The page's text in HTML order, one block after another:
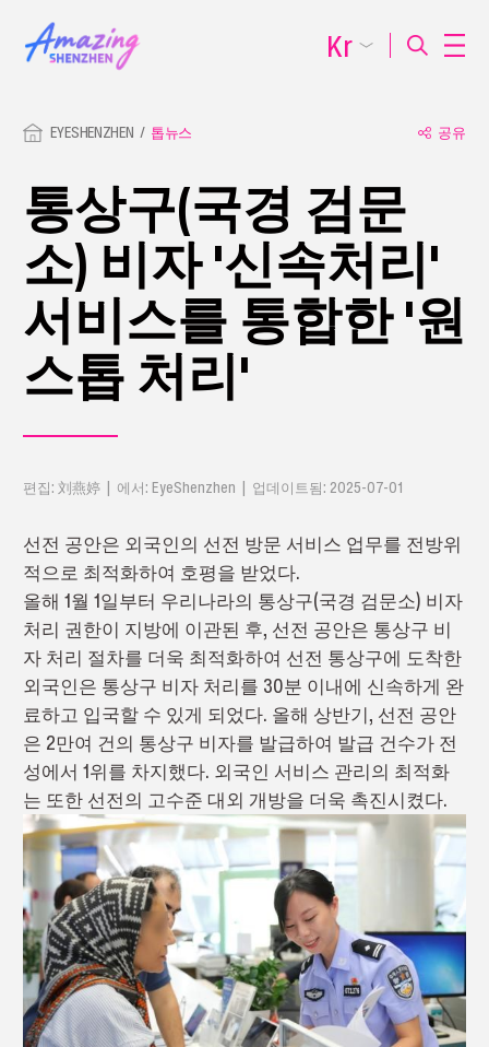
EYESHENZHEN 톱뉴스 공유
통상구(국경 검문
소) 비자 '신속처리'
서비스를 통합한 '원
스톱 처리'
편집: 刘燕婷 | 에서: EyeShenzhen | 업데이트됨: 2025-07-01
선전 공안은 외국인의 선전 방문 서비스 업무를 전방위
적으로 최적화하여 호평을 받었다.
올해 1월 1일부터 우리나라의 통상구(국경 검문소) 비자
처리 권한이 지방에 이관된 후, 선전 공안은 통상구 비
자 처리 절차를 더욱 최적화하여 선전 통상구에 도착한
외국인은 통상구 비자 처리를 30분 이내에 신속하게 완
료하고 입국할 수 있게 되었다. 올해 상반기, 선전 공안
은 2만여 건의 통상구 비자를 발급하여 발급 건수가 전
성에서 1위를 차지했다. 외국인 서비스 관리의 최적화
는 또한 선전의 고수준 대외 개방을 더욱 촉진시켰다.
Kr